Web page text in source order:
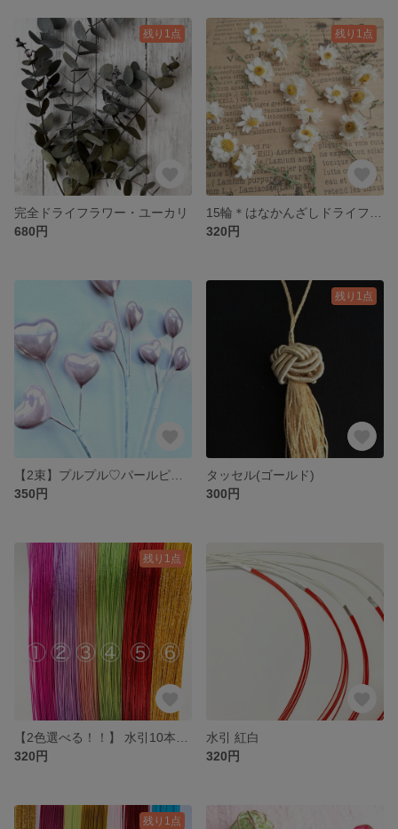
残り1点
完全ドライフラワー・ユーカリ
680円
残り1点
320円
350円
残り1点
タッセル(ゴールド)
300円
残り1点
320円
水引 紅白
320円
残り1点